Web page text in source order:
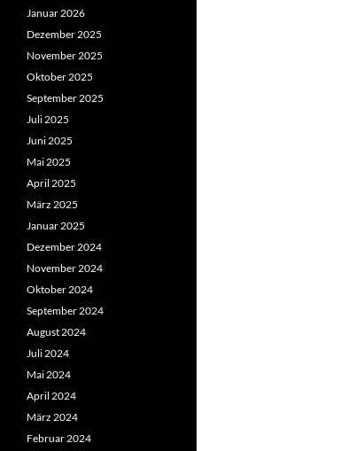
Januar 2026
Dezember 2025
November 2025
Oktober 2025
September 2025
Juli 2025
Juni 2025
Mai 2025
April 2025
März 2025
Januar 2025
Dezember 2024
November 2024
Oktober 2024
September 2024
August 2024
Juli 2024
Mai 2024
April 2024
März 2024
Februar 2024